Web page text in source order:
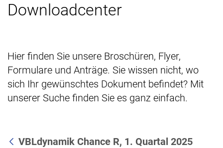
Downloadcenter
Hier finden Sie unsere Broschüren, Flyer,
Formulare und Anträge. Sie wissen nicht, wo
sich Ihr gewünschtes Dokument befindet? Mit
unserer Suche finden Sie es ganz einfach.
VBLdynamik Chance R, 1. Quartal 2025